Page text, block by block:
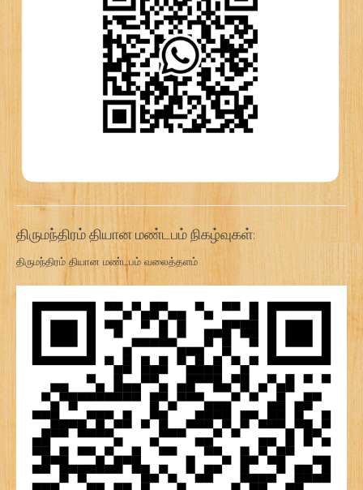
திருமந்திரம் தியான மண்டபம் நிகழ்வுகள்:
திருமந்திரம் தியான மண்டபம் வலைத்தளம்